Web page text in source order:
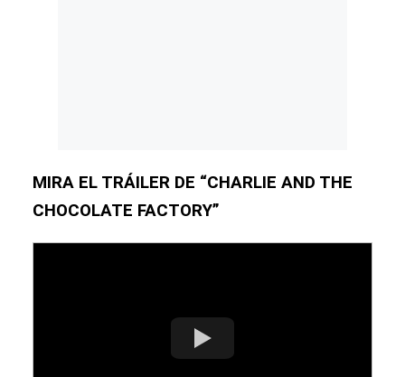
MIRA EL TRÁILER DE “CHARLIE AND THE
CHOCOLATE FACTORY”